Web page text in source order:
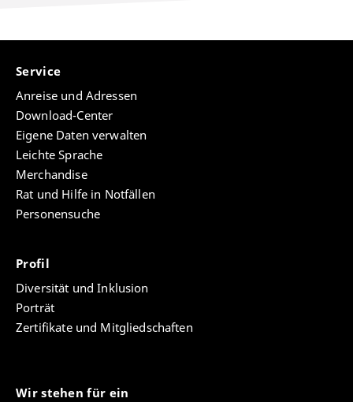
Service
Anreise und Adressen
Download-Center
Eigene Daten verwalten
Leichte Sprache
Merchandise
Rat und Hilfe in Notfällen
Personensuche
Profil
Diversität und Inklusion
Porträt
Zertifikate und Mitgliedschaften
Wir stehen für ein